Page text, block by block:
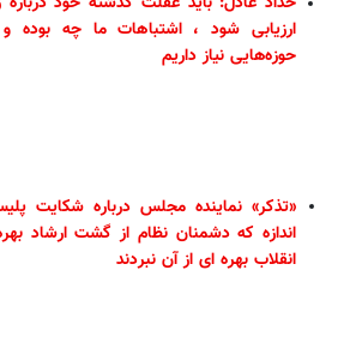
ارزیابی شود ، اشتباهات ما چه
حوزه‌هایی نیاز داریم
«تذکر» نماینده مجلس درباره شکایت
اندازه که دشمنان نظام از گشت ارشاد
انقلاب بهره ای از آن نبردند